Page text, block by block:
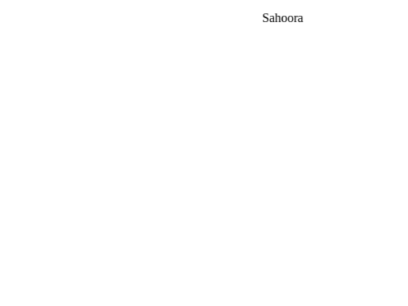
Sahoora